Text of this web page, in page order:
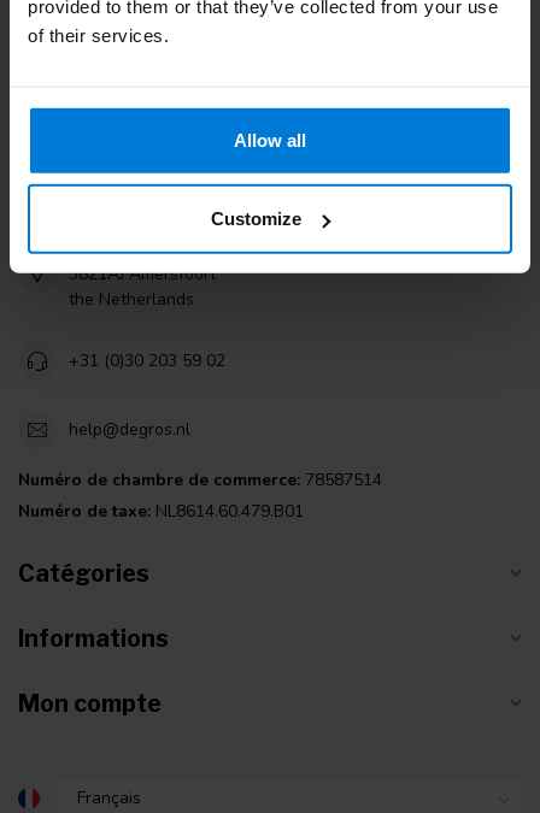
provided to them or that they’ve collected from your use
of their services.
Allow all
Customize
Degros
Terminalweg 19A
3821AJ Amersfoort
the Netherlands
+31 (0)30 203 59 02
help@degros.nl
Numéro de chambre de commerce: 78587514
Numéro de taxe: NL8614.60.479.B01
Catégories
Informations
Mon compte